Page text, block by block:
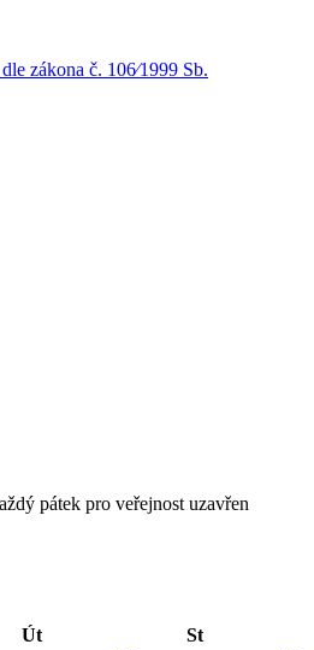
zákona č. 106⁄1999 Sb.
pátek pro veřejnost uzavřen
Út
St